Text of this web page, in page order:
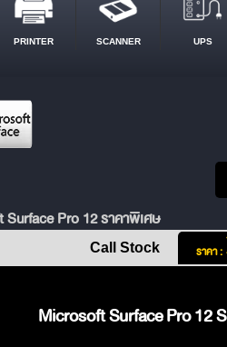
PRINTER SCANNER UPS
Pro 12 ราคาพิเศษ
ราคา :
Call Stock
Microsoft Surface Pro 12